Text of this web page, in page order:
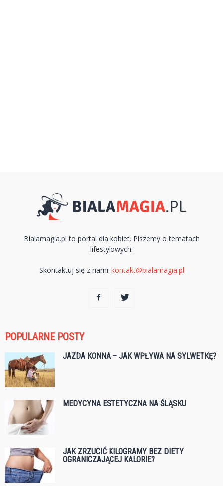
Bialamagia.pl to portal dla kobiet. Piszemy o tematach
lifestylowych.
Skontaktuj się z nami: kontakt@bialamagia.pl
POPULARNE POSTY
JAZDA KONNA – JAK WPŁYWA NA SYLWETKĘ?
MEDYCYNA ESTETYCZNA NA ŚLĄSKU
JAK ZRZUCIĆ KILOGRAMY BEZ DIETY
OGRANICZAJĄCEJ KALORIE?